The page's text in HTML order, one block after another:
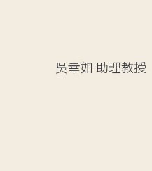
吳幸如 助理教授